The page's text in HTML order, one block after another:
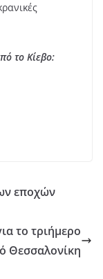
το Κίεβο:
εποχών
το τριήμερο
Θεσσαλονίκη